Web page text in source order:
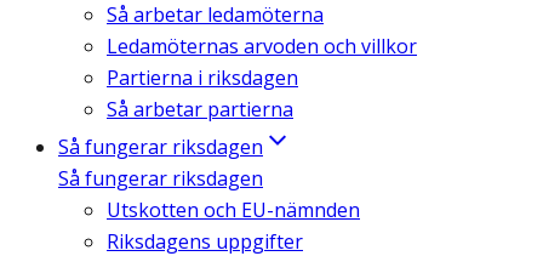
Så arbetar ledamöterna
Ledamöternas arvoden och villkor
Partierna i riksdagen
Så arbetar partierna
Så fungerar riksdagen
Så fungerar riksdagen
Utskotten och EU-nämnden
Riksdagens uppgifter